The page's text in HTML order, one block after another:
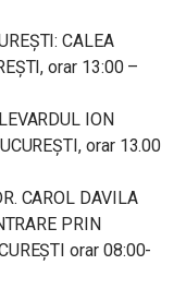
CALEA
orar 13:00 –
ION
orar 13.00
CAROL DAVILA
PRIN
orar 08:00-